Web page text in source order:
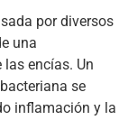
por diversos
una
encías. Un
se
inflamación y la